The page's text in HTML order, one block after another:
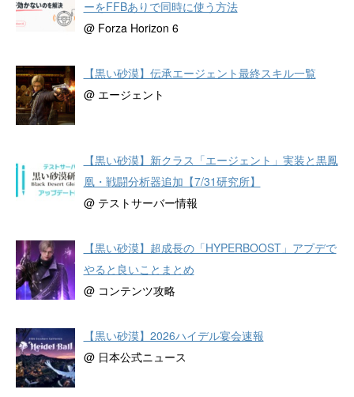
ーをFFBありで同時に使う方法
@ Forza Horizon 6
【黒い砂漠】伝承エージェント最終スキル一覧
@ エージェント
【黒い砂漠】新クラス「エージェント」実装と黒鳳
凰・戦闘分析器追加【7/31研究所】
@ テストサーバー情報
【黒い砂漠】超成長の「HYPERBOOST」アプデで
やると良いことまとめ
@ コンテンツ攻略
【黒い砂漠】2026ハイデル宴会速報
@ 日本公式ニュース